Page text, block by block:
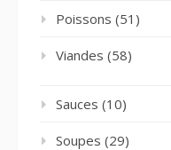
Poissons (51)
Viandes (58)
Sauces (10)
Soupes (29)